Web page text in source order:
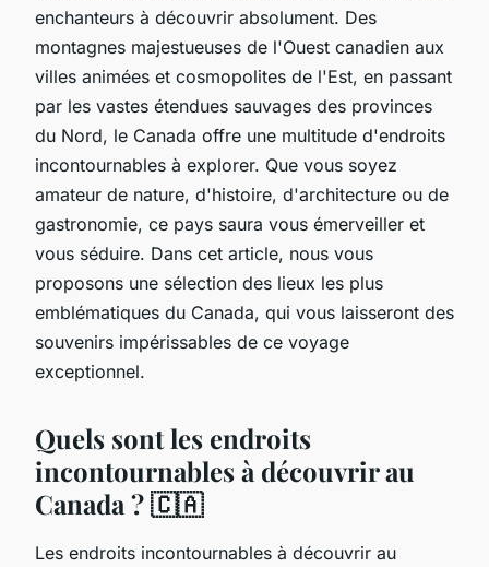
enchanteurs à découvrir absolument. Des
montagnes majestueuses de l'Ouest canadien aux
villes animées et cosmopolites de l'Est, en passant
par les vastes étendues sauvages des provinces
du Nord, le Canada offre une multitude d'endroits
incontournables à explorer. Que vous soyez
amateur de nature, d'histoire, d'architecture ou de
gastronomie, ce pays saura vous émerveiller et
vous séduire. Dans cet article, nous vous
proposons une sélection des lieux les plus
emblématiques du Canada, qui vous laisseront des
souvenirs impérissables de ce voyage
exceptionnel.
Quels sont les endroits
incontournables à découvrir au
Canada ? 🇨🇦
Les endroits incontournables à découvrir au